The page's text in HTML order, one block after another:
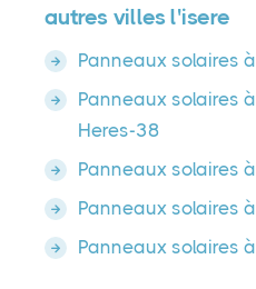
autres villes l'isere
Panneaux solaires
Panneaux solaires
Heres-38
Panneaux solaires
Panneaux solaires
Panneaux solaires